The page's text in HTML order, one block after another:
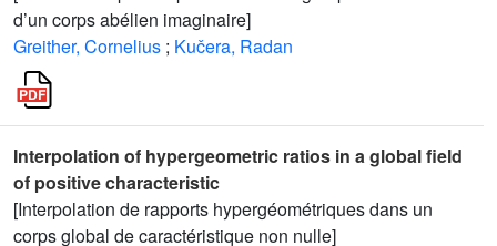
d’un corps abélien imaginaire]
Greither, Cornelius ; Kučera, Radan
Interpolation of hypergeometric ratios in a global field
of positive characteristic
[Interpolation de rapports hypergéométriques dans un
corps global de caractéristique non nulle]